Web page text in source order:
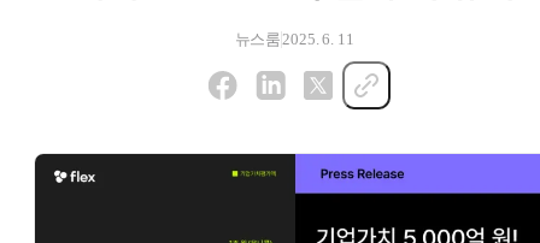
뉴스룸 2025. 6. 11